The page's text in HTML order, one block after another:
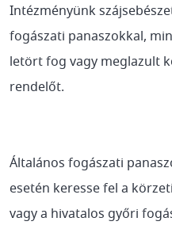
Intézményünk
fogászati panaszokkal,
letört fog vagy meglazult
rendelőt.
Általános fogászati
esetén keresse fel a
vagy a hivatalos győri